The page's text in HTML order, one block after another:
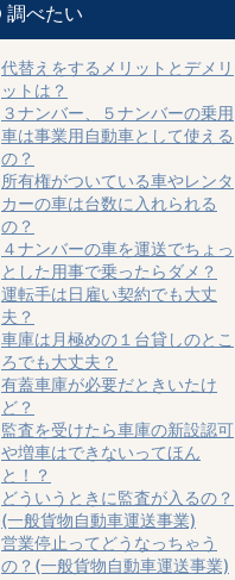
調べたい
代替えをするメリットとデメリ
ットは？
３ナンバー、５ナンバーの乗用
車は事業用自動車として使える
の？
所有権がついている車やレンタ
カーの車は台数に入れられる
の？
４ナンバーの車を運送でちょっ
とした用事で乗ったらダメ？
運転手は日雇い契約でも大丈
夫？
車庫は月極めの１台貸しのとこ
ろでも大丈夫？
有蓋車庫が必要だときいたけ
ど？
監査を受けたら車庫の新設認可
や増車はできないってほん
と！？
どういうときに監査が入るの？
(一般貨物自動車運送事業)
営業停止ってどうなっちゃう
の？(一般貨物自動車運送事業)